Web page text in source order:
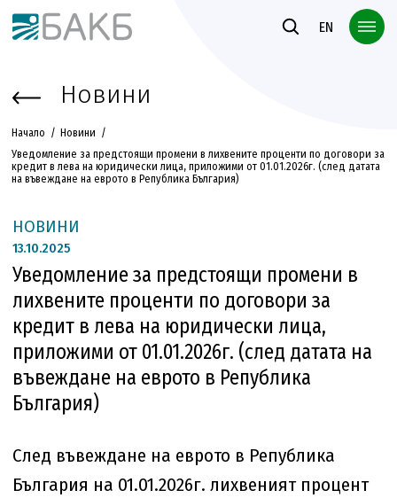
Към основното съдържание
EN
Новини
Начало
Новини
Уведомление за предстоящи промени в лихвените проценти по договори за
кредит в лева на юридически лица, приложими от 01.01.2026г. (след датата
на въвеждане на еврото в Република България)
НОВИНИ
13.10.2025
Уведомление за предстоящи промени в
лихвените проценти по договори за
кредит в лева на юридически лица,
приложими от 01.01.2026г. (след датата на
въвеждане на еврото в Република
България)
След въвеждане на еврото в Република
България на 01.01.2026г. лихвеният процент